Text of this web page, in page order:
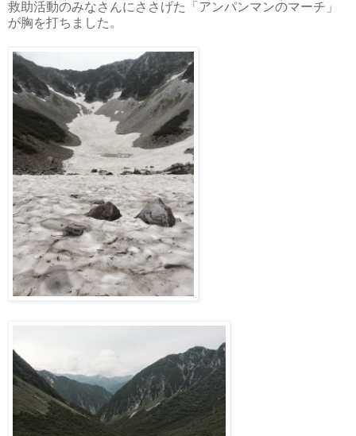
救助活動のみなさんにささげた「アンパンマンのマーチ」
が胸を打ちました。